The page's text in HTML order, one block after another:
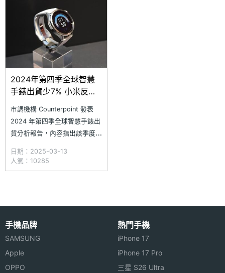
更是現折 596 元，活動優惠價
2024年第四季全球智慧
手錶出貨少7% 小米反而
市調機構 Counterpoint 發表
2024 年第四季全球智慧手錶出
貨分析報告，內容指出該季度全
下滑，較 2023 年同期減少
7%。一方面是因市場出貨量第
在內的基礎款智慧手錶主要市場
日期：2025-03-13
人氣：10285
手機品牌
SAMSUNG
Apple
OPPO
熱門手機
iPhone 17
iPhone 17 Pro
三星 S26 Ultra